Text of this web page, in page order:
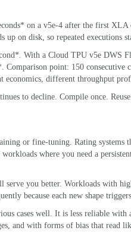
on a v5e-4 after the first XLA
up on disk, so repeated executions
. With a Cloud TPU v5e DWS
. Comparison point: 150 consecutive
economics, different throughput
to decline. Compile once.
or fine-tuning. Rating systems
where you need a
serve you better. Workloads with
because each new shape
cases well. It is less reliable with
, and with forms of bias that read